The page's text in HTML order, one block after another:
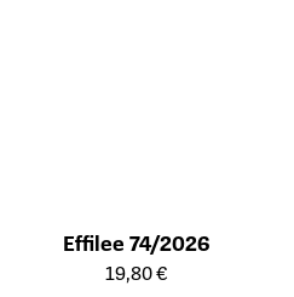
Effilee 74/2026
Öffnet die Detailseite des Produkts
19,80 €